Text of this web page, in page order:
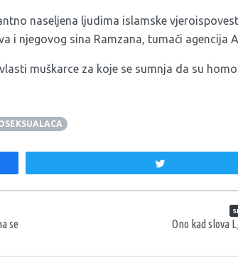
naseljena ljudima islamske
i njegovog sina Ramzana, tumači agencija
muškarce za koje se sumnja da su
se
Ono kad slova